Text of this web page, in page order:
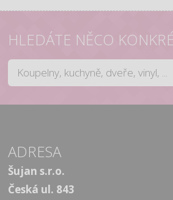
HLEDÁTE NĚCO
ADRESA
Šujan s.r.o.
Česká ul. 843